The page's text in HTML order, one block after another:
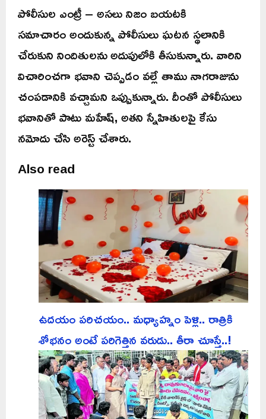
పోలీసుల ఎంట్రీ – అసలు నిజం బయటకి
సమాచారం అందుకున్న పోలీసులు ఘటన స్థలానికి
చేరుకుని నిందితులను అదుపులోకి తీసుకున్నారు. వారిని
విచారించగా భవాని చెప్పడం వల్లే తాము నాగరాజును
చంపడానికి వచ్చామని ఒప్పుకున్నారు. దీంతో పోలీసులు
భవానితో పాటు మహేష్, అతని స్నేహితులపై కేసు
నమోదు చేసి అరెస్ట్ చేశారు.
Also read
ఉదయం పరిచయం.. మధ్యాహ్నం పెళ్లి.. రాత్రికి
శోభనం అంటే పరిగెత్తిన వరుడు.. తీరా చూస్తే..!